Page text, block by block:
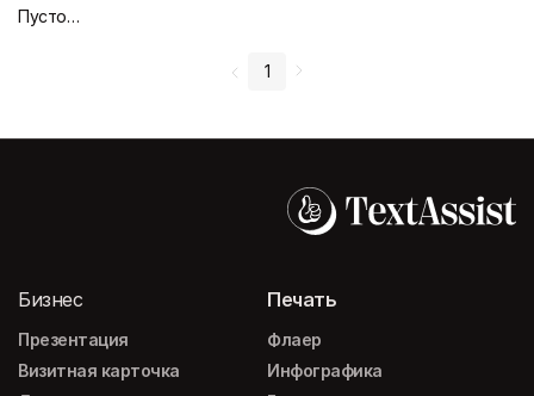
Пустой дизайн-макет
1
Бизнес
Презентация
Визитная карточка
Печать
Флаер
Инфографика